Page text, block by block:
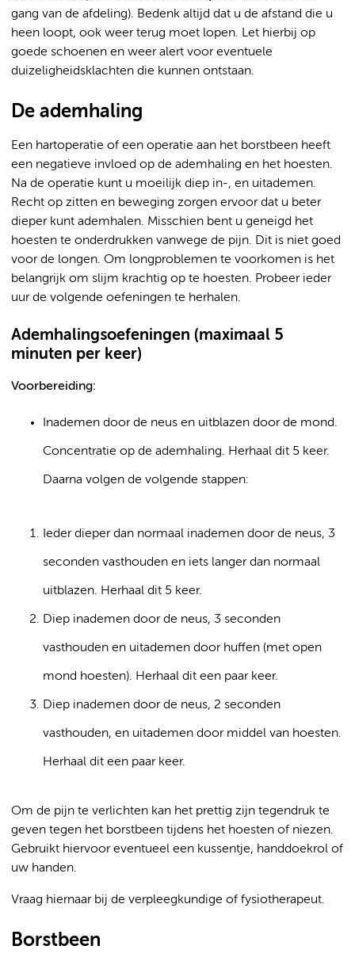
gang van de afdeling). Bedenk altijd dat u de afstand die u
heen loopt, ook weer terug moet lopen. Let hierbij op
goede schoenen en weer alert voor eventuele
duizeligheidsklachten die kunnen ontstaan.
De ademhaling
Een hartoperatie of een operatie aan het borstbeen heeft
een negatieve invloed op de ademhaling en het hoesten.
Na de operatie kunt u moeilijk diep in-, en uitademen.
Recht op zitten en beweging zorgen ervoor dat u beter
dieper kunt ademhalen. Misschien bent u geneigd het
hoesten te onderdrukken vanwege de pijn. Dit is niet goed
voor de longen. Om longproblemen te voorkomen is het
belangrijk om slijm krachtig op te hoesten. Probeer ieder
uur de volgende oefeningen te herhalen.
Ademhalingsoefeningen (maximaal 5
minuten per keer)
Voorbereiding:
Inademen door de neus en uitblazen door de mond.
Concentratie op de ademhaling. Herhaal dit 5 keer.
Daarna volgen de volgende stappen:
Ieder dieper dan normaal inademen door de neus, 3
seconden vasthouden en iets langer dan normaal
uitblazen. Herhaal dit 5 keer.
Diep inademen door de neus, 3 seconden
vasthouden en uitademen door huffen (met open
mond hoesten). Herhaal dit een paar keer.
Diep inademen door de neus, 2 seconden
vasthouden, en uitademen door middel van hoesten.
Herhaal dit een paar keer.
Om de pijn te verlichten kan het prettig zijn tegendruk te
geven tegen het borstbeen tijdens het hoesten of niezen.
Gebruikt hiervoor eventueel een kussentje, handdoekrol of
uw handen.
Vraag hiernaar bij de verpleegkundige of fysiotherapeut.
Borstbeen